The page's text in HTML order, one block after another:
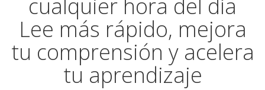
cualquier hora del día
Lee más rápido, mejora
tu comprensión y acelera
tu aprendizaje